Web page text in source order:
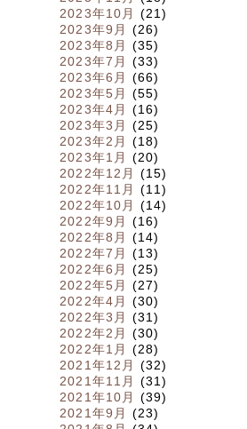
2023年10月
(21)
2023年9月
(26)
2023年8月
(35)
2023年7月
(33)
2023年6月
(66)
2023年5月
(55)
2023年4月
(16)
2023年3月
(25)
2023年2月
(18)
2023年1月
(20)
2022年12月
(15)
2022年11月
(11)
2022年10月
(14)
2022年9月
(16)
2022年8月
(14)
2022年7月
(13)
2022年6月
(25)
2022年5月
(27)
2022年4月
(30)
2022年3月
(31)
2022年2月
(30)
2022年1月
(28)
2021年12月
(32)
2021年11月
(31)
2021年10月
(39)
2021年9月
(23)